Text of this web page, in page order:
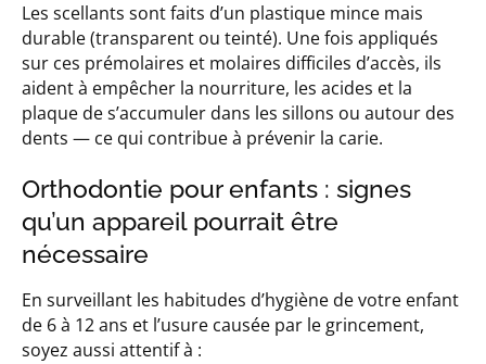
Les scellants sont faits d’un plastique mince mais
durable (transparent ou teinté). Une fois appliqués
sur ces prémolaires et molaires difficiles d’accès, ils
aident à empêcher la nourriture, les acides et la
plaque de s’accumuler dans les sillons ou autour des
dents — ce qui contribue à prévenir la carie.
Orthodontie pour enfants : signes
qu’un appareil pourrait être
nécessaire
En surveillant les habitudes d’hygiène de votre enfant
de 6 à 12 ans et l’usure causée par le grincement,
soyez aussi attentif à :